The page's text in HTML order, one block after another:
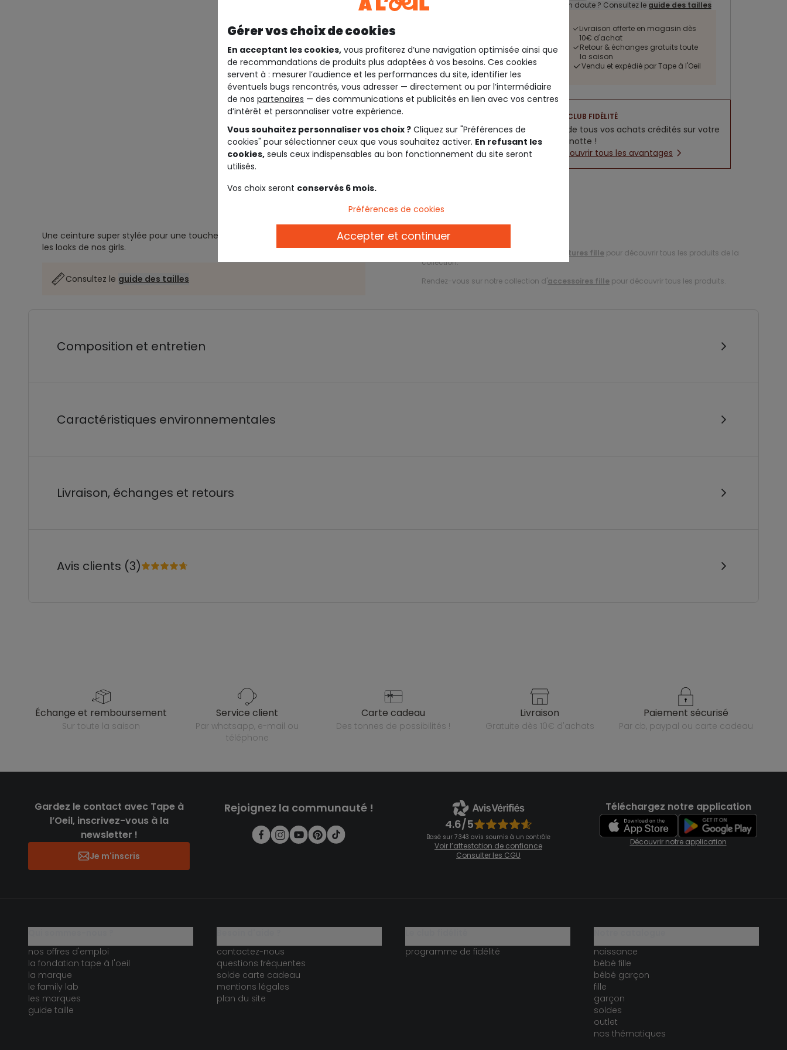
Un doute ? Consultez le guide des tailles
Livraison offerte en magasin dès
10€ d'achat
Retour & échanges gratuits toute
la saison
Vendu et expédié par Tape à l'Oeil
CLUB FIDÉLITÉ
5% de tous vos achats crédités sur votre
cagnotte !
Découvrir tous les avantages
Description
Une ceinture super stylée pour une touche de couleur dorée ! Elle illumine tous
les looks de nos girls.
Consultez le guide des tailles
Ref. 87979_C1585
ceintures fille pour découvrir tous les produits de la
collection.
Rendez-vous sur notre collection d'accessoires fille pour découvrir tous les produits.
Composition et entretien
Caractéristiques environnementales
Livraison, échanges et retours
Avis clients (3)
échange et remboursement
sur toute la saison
service client
par whatsapp, e-mail ou
téléphone
carte cadeau
des tonnes de possibilités !
livraison
gratuite dès 10€ d'achats
paiement sécurisé
par cb, paypal ou carte cadeau
Gardez le contact avec Tape à
l’Oeil, inscrivez-vous à la
newsletter !
Je m'inscris
Rejoignez la communauté !
4.6/5
Basé sur 7 343 avis soumis à un contrôle
Voir l’attestation de confiance
Consulter les CGU
Téléchargez notre application
Découvrir notre application
nos offres d'emploi
la fondation tape à l'oeil
la marque
le family lab
les marques
guide taille
contactez-nous
questions fréquentes
solde carte cadeau
mentions légales
plan du site
programme de fidélité
naissance
bébé fille
bébé garçon
fille
garçon
soldes
outlet
nos thématiques
Gérer vos choix de cookies
En acceptant les cookies, vous profiterez d’une navigation optimisée ainsi que
de recommandations de produits plus adaptées à vos besoins. Ces cookies
servent à : mesurer l’audience et les performances du site, identifier les
éventuels bugs rencontrés, vous adresser — directement ou par l’intermédiaire
de nos partenaires — des communications et publicités en lien avec vos centres
d’intérêt et personnaliser votre expérience.
Vous souhaitez personnaliser vos choix ? Cliquez sur "Préférences de
cookies" pour sélectionner ceux que vous souhaitez activer. En refusant les
cookies, seuls ceux indispensables au bon fonctionnement du site seront
utilisés.
Vos choix seront conservés 6 mois.
Préférences de cookies
Accepter et continuer